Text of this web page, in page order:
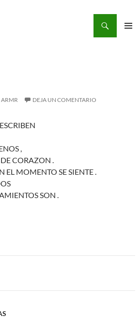
ARMR DEJA UN COMENTARIO
,
DE CORAZON .
EL MOMENTO SE SIENTE .
SON .